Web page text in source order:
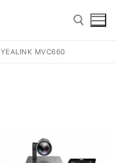
YEALINK MVC660